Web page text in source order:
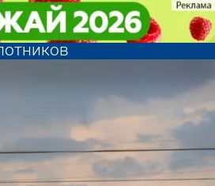
области запретят
мест падения
области запретят
мест падения
и курсы
Пензе